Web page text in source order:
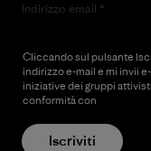
Indirizzo email
Cliccando sul pulsante
indirizzo e-mail e mi invii
iniziative dei gruppi
conformità con
Iscriviti